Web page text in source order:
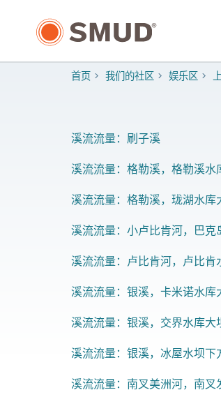
首页 我们的社区 娱乐区
溪流流量：刷子溪
溪流流量：格勒溪，格勒溪水
溪流流量：格勒溪，珑湖水库
溪流流量：小卢比肯河，巴克
溪流流量：卢比肯河，卢比肯
溪流流量：银溪，卡米诺水库
溪流流量：银溪，交界水库大
溪流流量：银溪，冰屋水坝下
溪流流量：南叉美洲河，南叉